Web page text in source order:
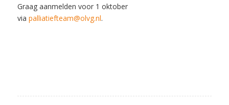
Graag aanmelden voor 1 oktober
via palliatiefteam@olvg.nl.